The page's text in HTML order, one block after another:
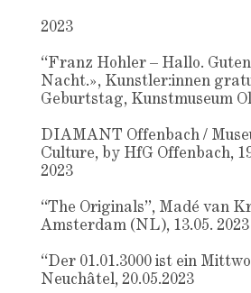
2023
“Franz Hohler – Hallo.
Nacht.», Kunstler:innen
Geburtstag, Kunstmuseum
DIAMANT Offenbach /
Culture, by HfG Offenbach,
2023
“The Originals”, Madé van
Amsterdam (NL), 13.05. 2023
“Der 01.01.3000 ist ein
Neuchâtel, 20.05.2023